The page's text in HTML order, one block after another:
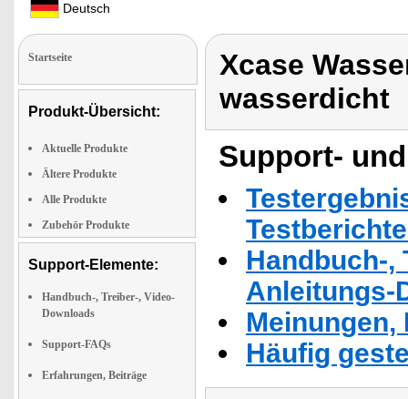
Deutsch
Startseite
Produkt-Übersicht:
Aktuelle Produkte
Ältere Produkte
Alle Produkte
Zubehör Produkte
Support-Elemente:
Handbuch-, Treiber-, Video-
Downloads
Support-FAQs
Erfahrungen, Beiträge
Xcase
wasserdicht
Support-
Handbuch-,
Anleitungs-
Häufig